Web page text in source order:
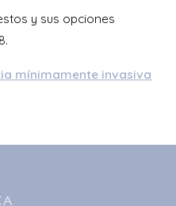
y sus opciones
mínimamente invasiva